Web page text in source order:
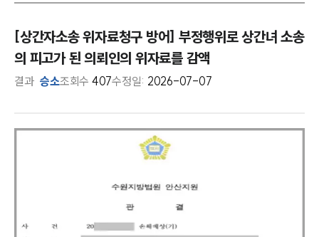
[상간자소송 위자료청구 방어] 부정행위로 상간녀 소송
의 피고가 된 의뢰인의 위자료를 감액
결과 승소조회수 407수정일: 2026-07-07